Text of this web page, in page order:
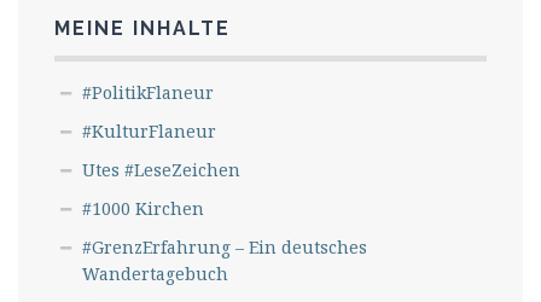
MEINE INHALTE
#PolitikFlaneur
#KulturFlaneur
Utes #LeseZeichen
#1000 Kirchen
#GrenzErfahrung – Ein deutsches
Wandertagebuch